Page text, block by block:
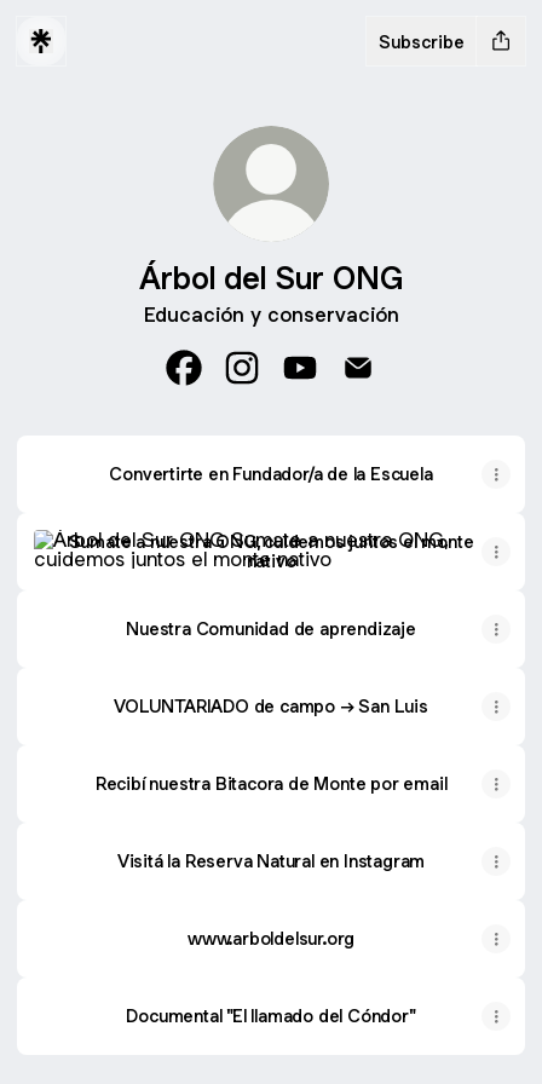
Subscribe
Árbol del Sur ONG
Educación y conservación
Convertirte en Fundador/a de la Escuela
Sumate a nuestra ONG, cuidemos juntos el monte
nativo
Nuestra Comunidad de aprendizaje
VOLUNTARIADO de campo → San Luis
Recibí nuestra Bitacora de Monte por email
Visitá la Reserva Natural en Instagram
www.arboldelsur.org
Documental "El llamado del Cóndor"